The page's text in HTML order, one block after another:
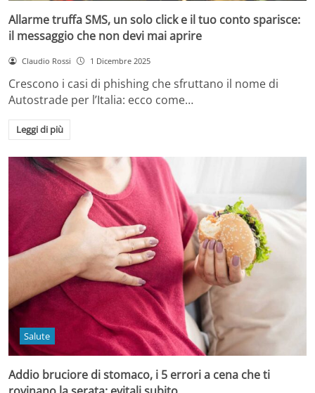
Allarme truffa SMS, un solo click e il tuo conto sparisce:
il messaggio che non devi mai aprire
Claudio Rossi 1 Dicembre 2025
Crescono i casi di phishing che sfruttano il nome di
Autostrade per l’Italia: ecco come…
Leggi di più
Salute
Addio bruciore di stomaco, i 5 errori a cena che ti